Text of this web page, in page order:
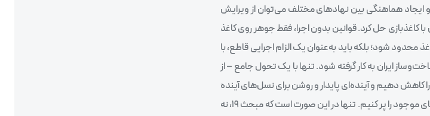
و ایجاد هماهنگی بین نهادهای مختلف می‌توان از ویرایش
با کاغذبازی حل کرد. قوانین بدون اجرا، فقط جوهر روی کاغذ
محدود شود؛ بلکه باید به‌عنوان یک الزام اجرایی قاطع، با
ایران به کار گرفته شود. تنها با یک تحول جامع – از
کاهش دهیم و آینده‌ای پایدار و روشن برای نسل‌های آینده
رقم بزنیم. زمان آن رسیده است تا دست از کاغذبازی برداریم و با اقدام‌های عملی و همگام، شکاف‌های موجود را پر کنیم. تنها در این صورت است که مبحث ۱۹، نه